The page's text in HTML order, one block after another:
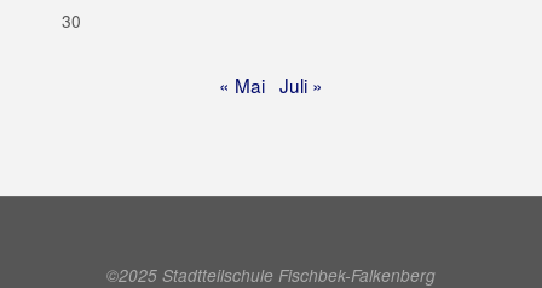
30
« Mai Juli »
©2025 Stadtteilschule Fischbek-Falkenberg